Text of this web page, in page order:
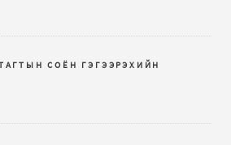
СОЁН ГЭГЭЭРЭХИЙН